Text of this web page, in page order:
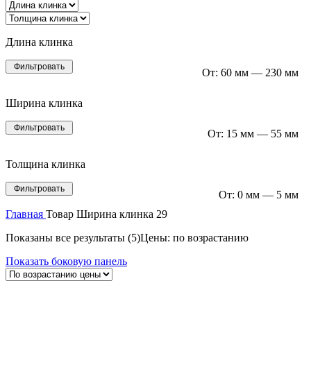
Длина клинка
Фильтровать От: 60 мм — 230 мм
Ширина клинка
Фильтровать От: 15 мм — 55 мм
Толщина клинка
Фильтровать От: 0 мм — 5 мм
Главная Товар Ширина клинка 29
Показаны все результаты (5)Цены: по возрастанию
Показать боковую панель